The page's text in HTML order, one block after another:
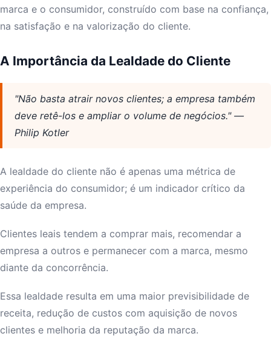
marca e o consumidor, construído com base na confiança,
na satisfação e na valorização do cliente.
A Importância da Lealdade do Cliente
"Não basta atrair novos clientes; a empresa também
deve retê-los e ampliar o volume de negócios." —
Philip Kotler
A lealdade do cliente não é apenas uma métrica de
experiência do consumidor; é um indicador crítico da
saúde da empresa.
Clientes leais tendem a comprar mais, recomendar a
empresa a outros e permanecer com a marca, mesmo
diante da concorrência.
Essa lealdade resulta em uma maior previsibilidade de
receita, redução de custos com aquisição de novos
clientes e melhoria da reputação da marca.